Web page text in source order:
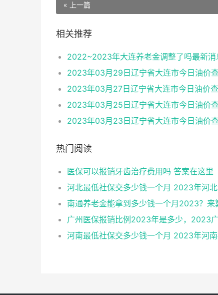
« 上一篇
相关推荐
热门阅读
医保可以报销牙齿治疗费用吗 答案在这里
南通养老金能拿到多少钱一个月2023？来